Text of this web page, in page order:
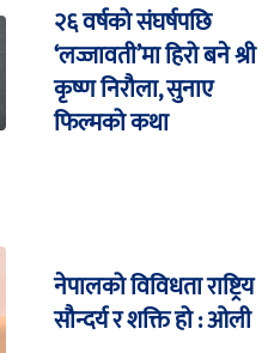
२६ वर्षको संघर्षपछि
‘लज्जावती’मा हिरो बने श्री
कृष्ण निरौला, सुनाए
फिल्मको कथा
नेपालको विविधता राष्ट्रिय
सौन्दर्य र शक्ति हो : ओली